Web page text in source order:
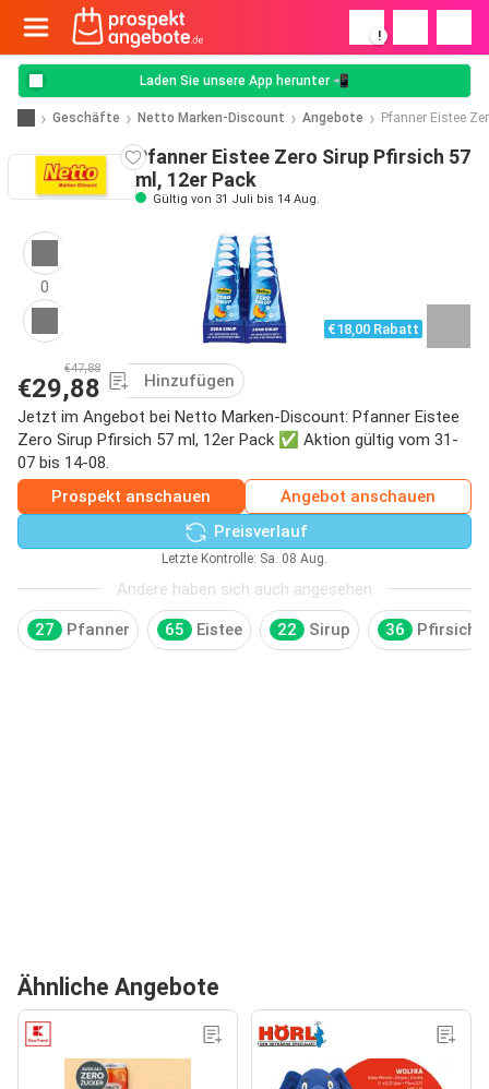
!
Laden Sie unsere App herunter 📲
Geschäfte Netto Marken-Discount Angebote Pfanner Eistee
Pfanner Eistee Zero Sirup Pfirsich 57
ml, 12er Pack
Gültig von 31 Juli bis 14 Aug.
0
€18,00 Rabatt
€47,88
€29,88
Hinzufügen
Jetzt im Angebot bei Netto Marken-Discount: Pfanner Eistee
Zero Sirup Pfirsich 57 ml, 12er Pack ✅ Aktion gültig vom 31-
07 bis 14-08.
Prospekt anschauen
Angebot anschauen
Preisverlauf
Letzte Kontrolle: Sa. 08 Aug.
Andere haben sich auch angesehen
27 Pfanner 65 Eistee 22 Sirup 36 Pfirsich
Ähnliche Angebote